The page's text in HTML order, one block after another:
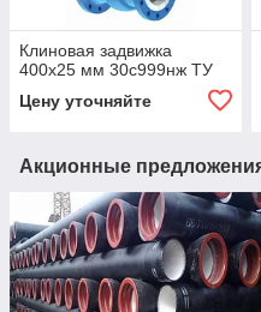
Клиновая задвижка
400x25 мм 30с999нж ТУ
Цену уточняйте
Акционные